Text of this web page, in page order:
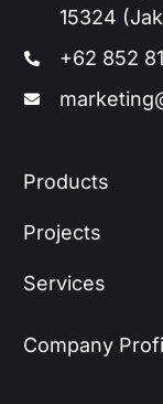
15324
+62 852
Products
Projects
Services
Company